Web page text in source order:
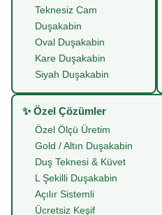
Teknesiz Cam
Duşakabin
Oval Duşakabin
Kare Duşakabin
Siyah Duşakabin
✨ Özel Çözümler
Özel Ölçü Üretim
Gold / Altın Duşakabin
Duş Teknesi & Küvet
L Şekilli Duşakabin
Açılır Sistemli
Ücretsiz Keşif